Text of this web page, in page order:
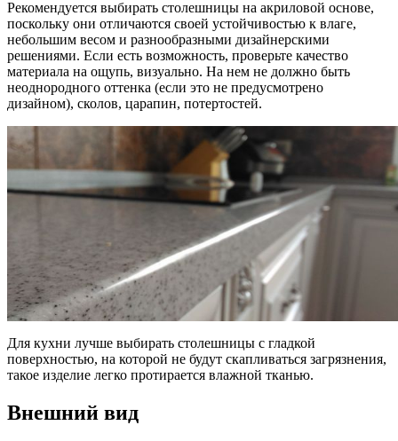
Рекомендуется выбирать столешницы на акриловой основе,
поскольку они отличаются своей устойчивостью к влаге,
небольшим весом и разнообразными дизайнерскими
решениями. Если есть возможность, проверьте качество
материала на ощупь, визуально. На нем не должно быть
неоднородного оттенка (если это не предусмотрено
дизайном), сколов, царапин, потертостей.
Для кухни лучше выбирать столешницы с гладкой
поверхностью, на которой не будут скапливаться загрязнения,
такое изделие легко протирается влажной тканью.
Внешний вид